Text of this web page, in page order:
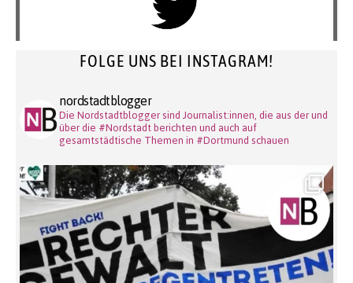
FOLGE UNS BEI INSTAGRAM!
nordstadtblogger
Die Nordstadtblogger sind Journalist:innen, die aus der und
über die #Nordstadt berichten und auch auf
gesamtstädtische Themen in #Dortmund schauen